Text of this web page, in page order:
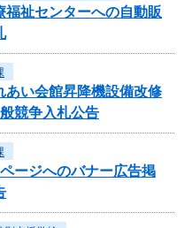
祉センターへの自動販
あい会館昇降機設備改修
競争入札公告
ージへのバナー広告掲